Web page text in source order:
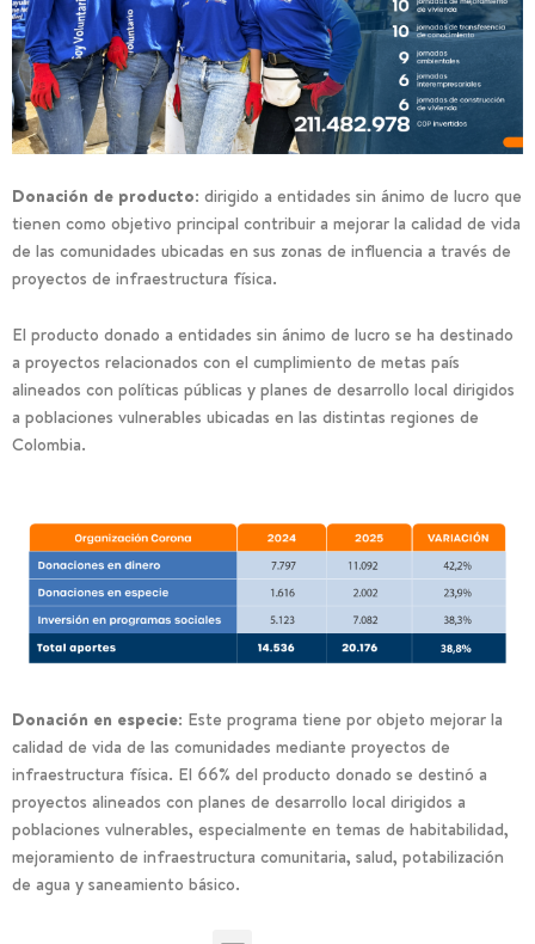
Donación de producto: dirigido a entidades sin ánimo de lucro que
tienen como objetivo principal contribuir a mejorar la calidad de vida
de las comunidades ubicadas en sus zonas de influencia a través de
proyectos de infraestructura física.
El producto donado a entidades sin ánimo de lucro se ha destinado
a proyectos relacionados con el cumplimiento de metas país
alineados con políticas públicas y planes de desarrollo local dirigidos
a poblaciones vulnerables ubicadas en las distintas regiones de
Colombia.
Donación en especie: Este programa tiene por objeto mejorar la
calidad de vida de las comunidades mediante proyectos de
infraestructura física. El 66% del producto donado se destinó a
proyectos alineados con planes de desarrollo local dirigidos a
poblaciones vulnerables, especialmente en temas de habitabilidad,
mejoramiento de infraestructura comunitaria, salud, potabilización
de agua y saneamiento básico.